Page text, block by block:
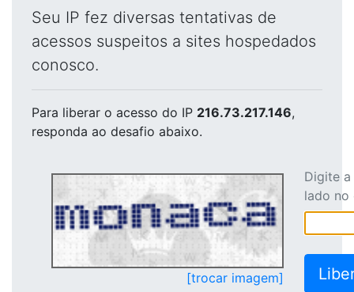
Seu IP fez diversas tentativas de
acessos suspeitos a sites hospedados
conosco.
Para liberar o acesso do IP 216.73.217.146,
responda ao desafio abaixo.
[trocar imagem]
Digite
lado no